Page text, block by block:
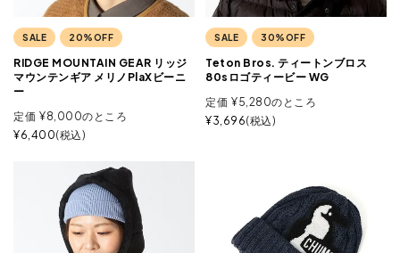
SALE 20%OFF
RIDGE MOUNTAIN GEAR リッジ
マウンテンギア メリノPlaXビーニ
ー
定価 ¥8,000のところ
¥6,400 税込
SALE 30%OFF
Teton Bros. ティートンブロス
80sロゴティービー WG
定価 ¥5,280のところ
¥3,696 税込